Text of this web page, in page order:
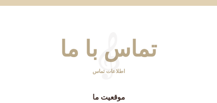
برگه ها
تماس با ما
تماس با ما
اطلاعات تماس
موقعیت ما